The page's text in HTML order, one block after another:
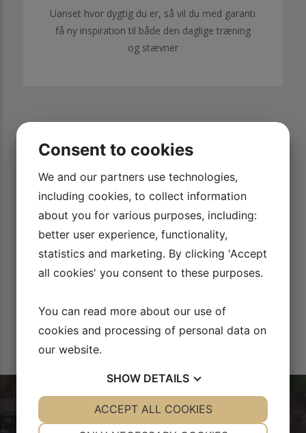
Uanset hvor dygtig du er, så vil du med garanti
få ny inspiration til både den daglige træning
og stævner
at se og kunne replay de små (og svære ) detaljer lige så
Consent to cookies
We and our partners use technologies,
including cookies, to collect information
about you for various purposes, including:
better user experience, functionality,
statistics and marketing. By clicking 'Accept
all cookies' you consent to these purposes.
You can read more about our use of
cookies and processing of personal data on
our website.
SHOW DETAILS
YES NO YES NO
ACCEPT ALL COOKIES